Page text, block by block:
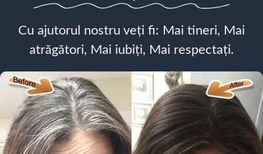
Cu ajutorul nostru veți fi: Mai tineri, Mai
atrăgători, Mai iubiți, Mai respectați.